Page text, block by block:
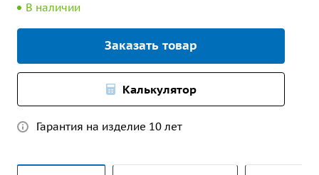
В наличии
Заказать товар
Калькулятор
Гарантия на изделие 10 лет